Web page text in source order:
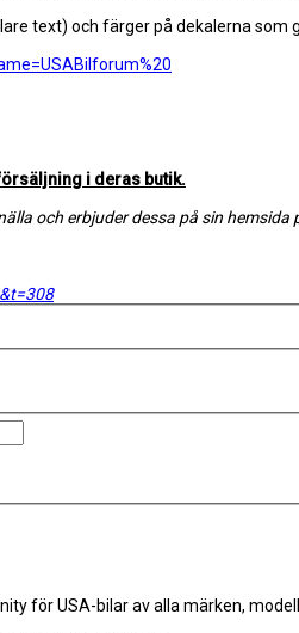
text) och färger på dekalerna som
i deras butik.
och erbjuder dessa på sin hemsida
för USA-bilar av alla märken,